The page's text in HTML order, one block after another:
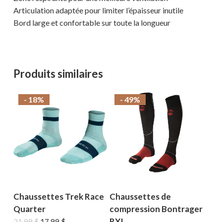
Articulation adaptée pour limiter l’épaisseur inutile
Bord large et confortable sur toute la longueur
Produits similaires
- 18%
Chaussettes Trek Race
Quarter
- 49%
Chaussettes de
compression Bontrager